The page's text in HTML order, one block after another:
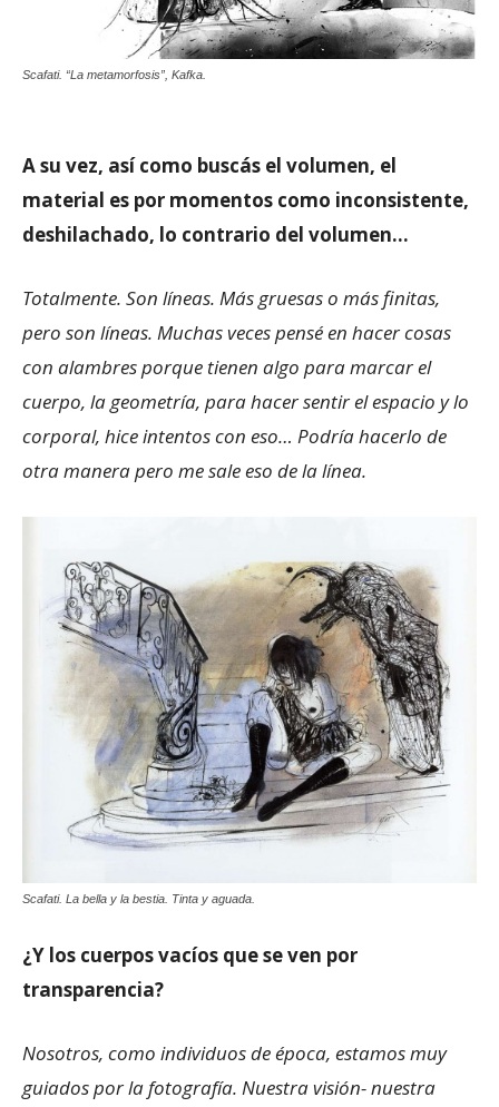
Scafati. “La metamorfosis”, Kafka.
A su vez, así como buscás el volumen, el
material es por momentos como inconsistente,
deshilachado, lo contrario del volumen…
Totalmente. Son líneas. Más gruesas o más finitas,
pero son líneas. Muchas veces pensé en hacer cosas
con alambres porque tienen algo para marcar el
cuerpo, la geometría, para hacer sentir el espacio y lo
corporal, hice intentos con eso… Podría hacerlo de
otra manera pero me sale eso de la línea.
Scafati. La bella y la bestia. Tinta y aguada.
¿Y los cuerpos vacíos que se ven por
transparencia?
Nosotros, como individuos de época, estamos muy
guiados por la fotografía. Nuestra visión- nuestra